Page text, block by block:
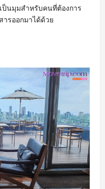
ป็นมุมสำหรับคนที่ต้องการ
ารออกมาได้ด้วย